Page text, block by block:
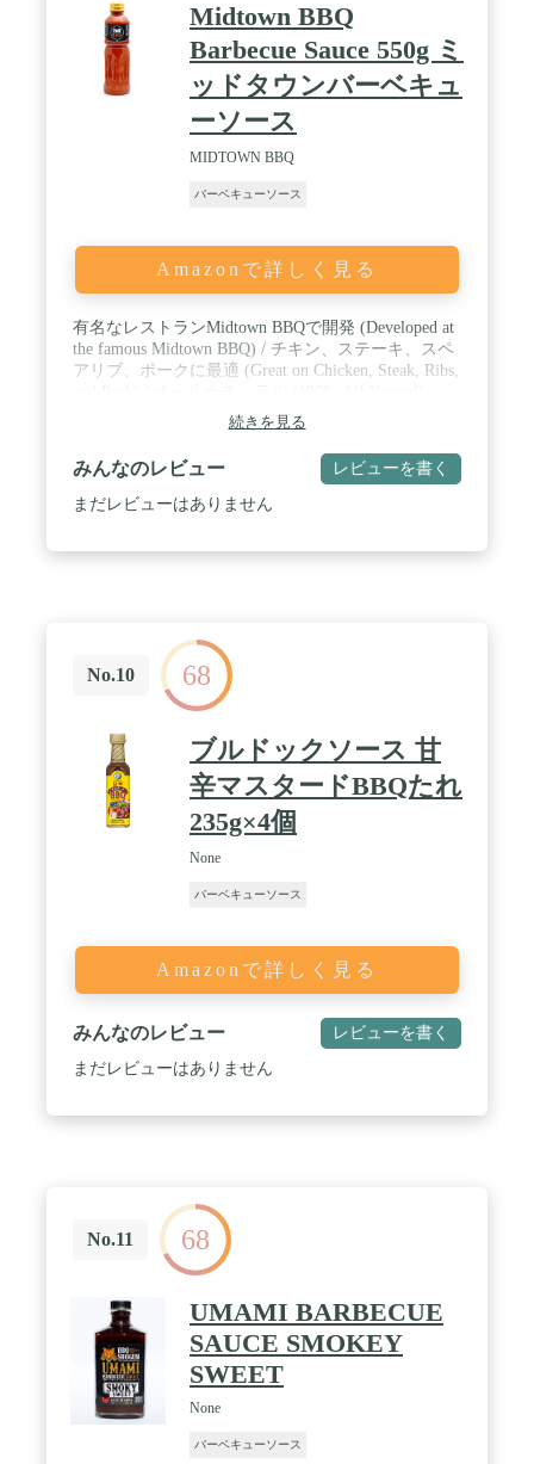
Midtown BBQ
Barbecue Sauce 550g ミ
ッドタウンバーベキュ
ーソース
MIDTOWN BBQ
バーベキューソース
Amazonで詳しく見る
有名なレストランMidtown BBQで開発 (Developed at
the famous Midtown BBQ) / チキン、ステーキ、スペ
アリブ、ポークに最適 (Great on Chicken, Steak, Ribs,
続きを見る
みんなのレビュー レビューを書く
まだレビューはありません
No.10 68
ブルドックソース 甘
辛マスタードBBQたれ
235g×4個
None
バーベキューソース
Amazonで詳しく見る
みんなのレビュー レビューを書く
まだレビューはありません
No.11 68
UMAMI BARBECUE
SAUCE SMOKEY
SWEET
None
バーベキューソース